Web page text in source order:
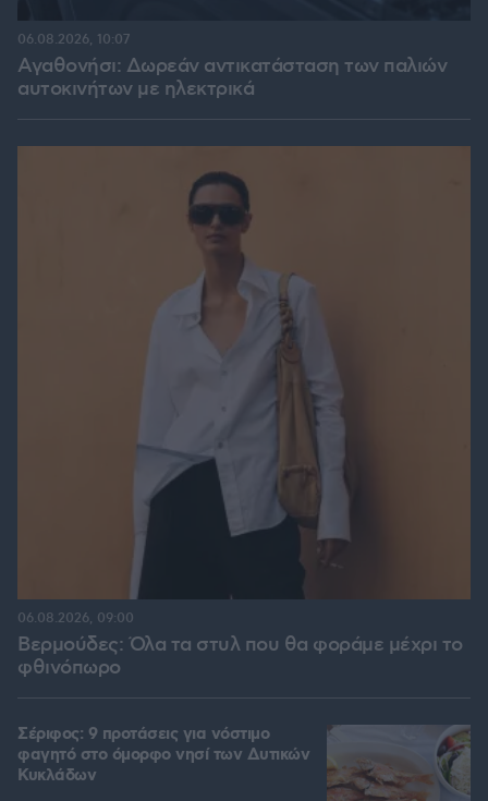
Αγαθονήσι: Δωρεάν αντικατάσταση των παλιών
αυτοκινήτων με ηλεκτρικά
06.08.2026, 10:07
Βερμούδες: Όλα τα στυλ που θα φοράμε μέχρι το
φθινόπωρο
06.08.2026, 09:00
Σέριφος: 9 προτάσεις για νόστιμο
φαγητό στο όμορφο νησί των Δυτικών
Κυκλάδων